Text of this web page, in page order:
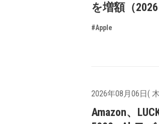
を増額（2026
#Apple
2026年08月06日(
Amazon、